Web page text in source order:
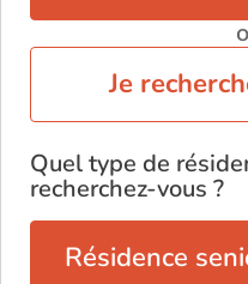
Je
Quel type de
recherchez-vous ?
Résidence